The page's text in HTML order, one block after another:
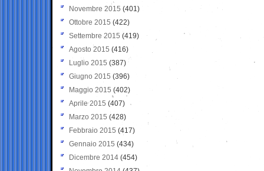
Novembre 2015 (401)
Ottobre 2015 (422)
Settembre 2015 (419)
Agosto 2015 (416)
Luglio 2015 (387)
Giugno 2015 (396)
Maggio 2015 (402)
Aprile 2015 (407)
Marzo 2015 (428)
Febbraio 2015 (417)
Gennaio 2015 (434)
Dicembre 2014 (454)